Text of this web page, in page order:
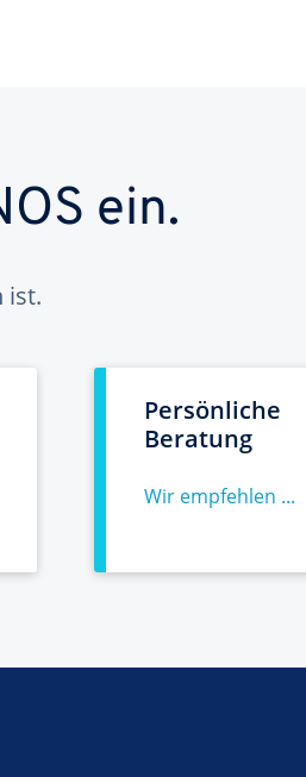
ein.
ist.
Persönliche
Beratung
Wir empfehlen ...